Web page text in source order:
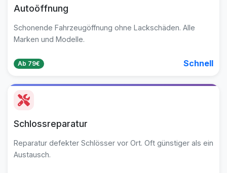
Autoöffnung
Schonende Fahrzeugöffnung ohne Lackschäden. Alle
Marken und Modelle.
Ab 79€ Schnell
Schlossreparatur
Reparatur defekter Schlösser vor Ort. Oft günstiger als ein
Austausch.